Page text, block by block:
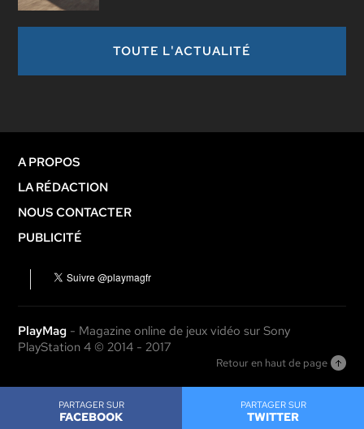
PARTAGER SUR
FACEBOOK
PARTAGER SUR
TWITTER
TOUTE L'ACTUALITÉ
A PROPOS
LA RÉDACTION
NOUS CONTACTER
PUBLICITÉ
PlayMag - Magazine online de jeux vidéo sur Sony
PlayStation 4 © 2014 - 2017
Retour en haut de page